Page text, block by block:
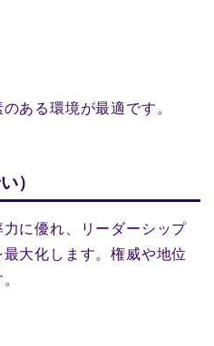
ある環境が最適です。
）
に優れ、リーダーシップ
大化します。権威や地位